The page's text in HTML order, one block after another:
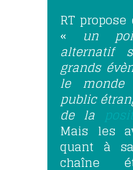
RT
« un
alternatif
grands
le
public
de la
Mais les
quant à
chaîne